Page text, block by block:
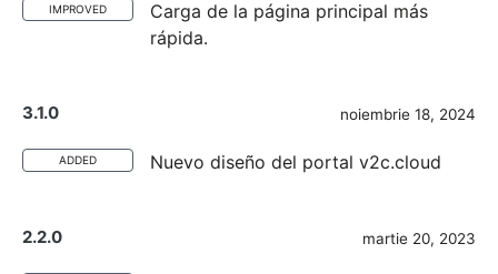
IMPROVED
Carga de la página principal más
rápida.
3.1.0 noiembrie 18, 2024
ADDED Nuevo diseño del portal v2c.cloud
2.2.0 martie 20, 2023